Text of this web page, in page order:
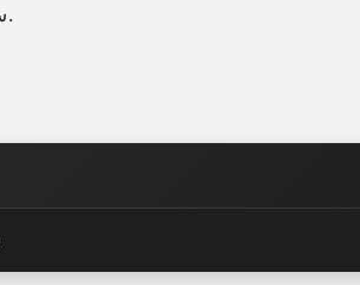
سنقوم ببناء "مستخرج بحث عن مشاريع" صغير.